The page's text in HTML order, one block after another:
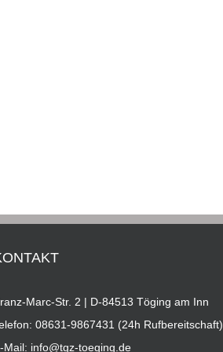
Marc-Str. 2 | D-84513 Töging am Inn
08631-9867431 (24h Rufbereitschaft)
Mail: info@tgz-toeging.de